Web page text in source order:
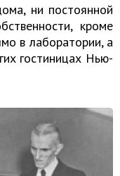
ни постоянной
кроме
в лаборатории, а
гостиницах Нью-